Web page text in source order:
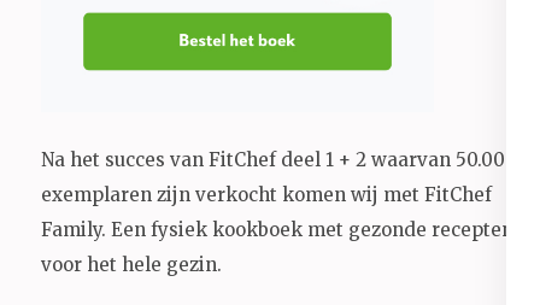
Na het succes van FitChef deel 1 + 2 waarvan 50.000+
exemplaren zijn verkocht komen wij met FitChef
Family. Een fysiek kookboek met gezonde recepten
voor het hele gezin.